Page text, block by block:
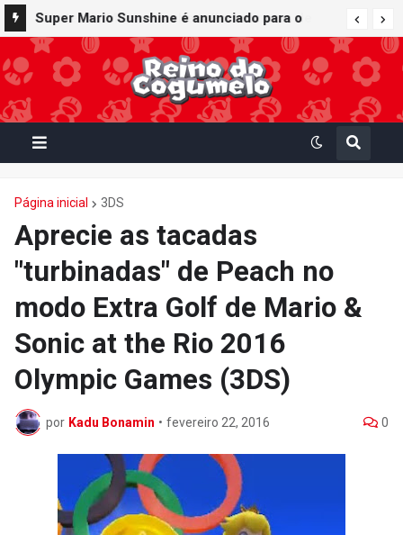
Super Mario Sunshine é anunciado para o
Nintendo GameCube - Nintendo Classics do
Nintendo Switch Online
Página inicial 3DS
Aprecie as tacadas
"turbinadas" de Peach no
modo Extra Golf de Mario &
Sonic at the Rio 2016
Olympic Games (3DS)
por Kadu Bonamin • fevereiro 22, 2016 0